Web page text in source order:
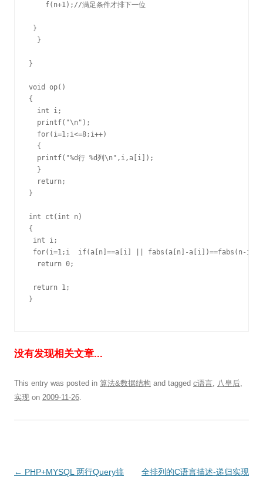
    f(n+1);//满足条件才排下一位
}
  }
}
void op()
{
  int i;
  printf("\n");
  for(i=1;i<=8;i++)
  {
  printf("%d行 %d列\n",i,a[i]);
  }
  return;
}
int ct(int n)
{
int i;
for(i=1;i  if(a[n]==a[i] || fabs(a[n]-a[i])==fabs(n-i))
  return 0;
return 1;
}
没有发现相关文章...
This entry was posted in 算法&数据结构 and tagged c语言, 八皇后,
实现 on 2009-11-26.
Post
← PHP+MYSQL 两行Query搞
全排列的C语言描述-递归实现